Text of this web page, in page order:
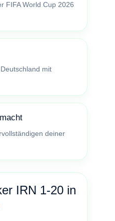
FIFA World Cup 2026
mit
deiner
IRN 1-20 in